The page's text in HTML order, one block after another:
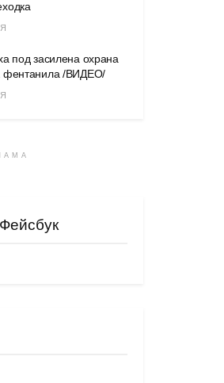
под засилена охрана
фентанила /ВИДЕО/